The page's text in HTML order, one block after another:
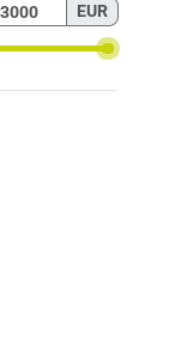
EUR